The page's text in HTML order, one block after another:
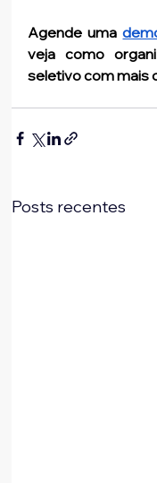
Agende uma
veja como
seletivo com mais
Posts recentes